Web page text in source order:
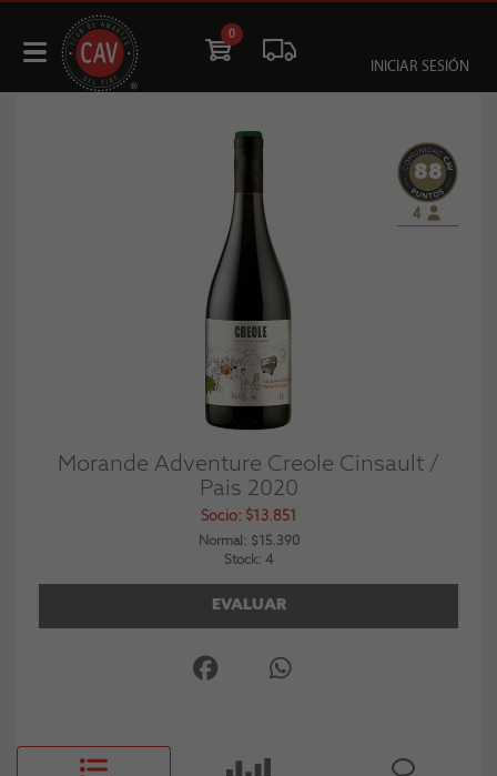
0
INICIAR SESIÓN
88
4
Morande Adventure Creole Cinsault /
Pais 2020
Socio: $13.851
Normal: $15.390
Stock: 4
EVALUAR